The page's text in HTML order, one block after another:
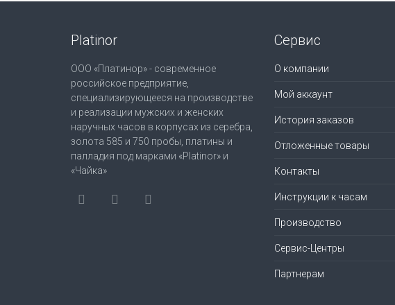
Platinor
ООО «Платинор» - современное
российское предприятие,
специализирующееся на производстве
и реализации мужских и женских
наручных часов в корпусах из серебра,
золота 585 и 750 пробы, платины и
палладия под марками «Platinor» и
«Чайка»
Сервис
О компании
Мой аккаунт
История заказов
Отложенные товары
Контакты
Инструкции к часам
Производство
Сервис-Центры
Партнерам